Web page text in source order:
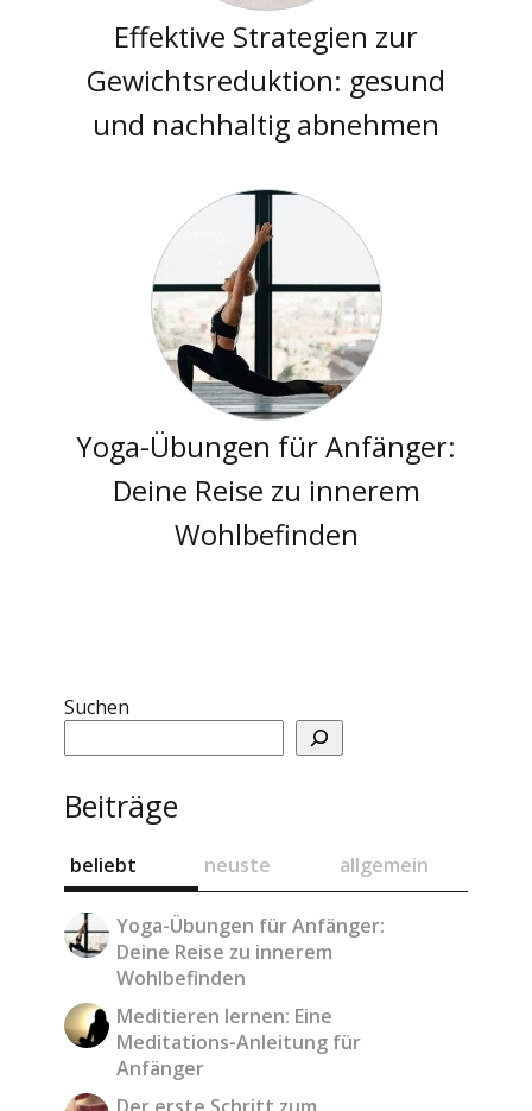
Effektive Strategien zur
Gewichtsreduktion: gesund
und nachhaltig abnehmen
Yoga-Übungen für Anfänger:
Deine Reise zu innerem
Wohlbefinden
Suchen
Beiträge
beliebt neuste allgemein
Yoga-Übungen für Anfänger:
Deine Reise zu innerem
Wohlbefinden
Meditieren lernen: Eine
Meditations-Anleitung für
Anfänger